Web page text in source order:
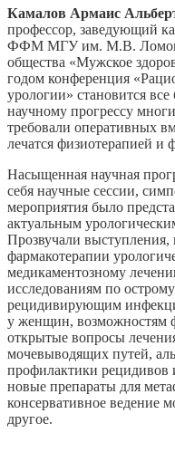
Камалов Армаис
профессор, заведующий
ФФМ МГУ им. М.В.
общества «Мужское
годом конференция
урологии» становится все
научному прогрессу
требовали оперативных
лечатся физиотерапией и
Насыщенная научная
себя научные сессии,
мероприятия было
актуальным
Прозвучали
фармакотерапии
медикаментозному
исследованиям по
рецидивирующим
у женщин, возможностям
открытые вопросы
мочевыводящих путей,
профилактики
новые препараты для
консервативное ведение
другое.